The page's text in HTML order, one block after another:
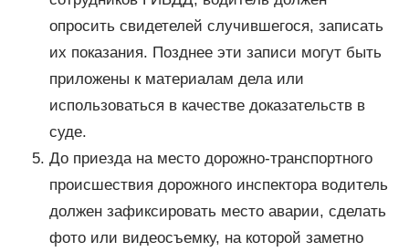
опросить свидетелей случившегося, записать
их показания. Позднее эти записи могут быть
приложены к материалам дела или
использоваться в качестве доказательств в
суде.
До приезда на место дорожно-транспортного
происшествия дорожного инспектора водитель
должен зафиксировать место аварии, сделать
фото или видеосъемку, на которой заметно